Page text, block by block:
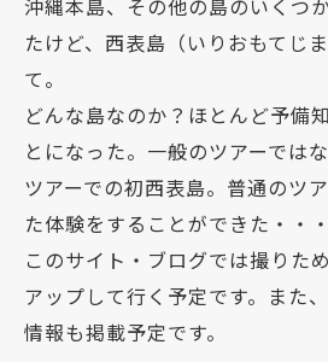
沖縄本島、その他の島のいくつ
たけど、西表島（いりおもてじ
て。
どんな島なのか？ほとんど予備
とになった。一般のツアーでは
ツアーでの初西表島。普通のツ
た体験をすることができた・・・
このサイト・ブログでは撮りた
アップして行く予定です。また
情報も掲載予定です。